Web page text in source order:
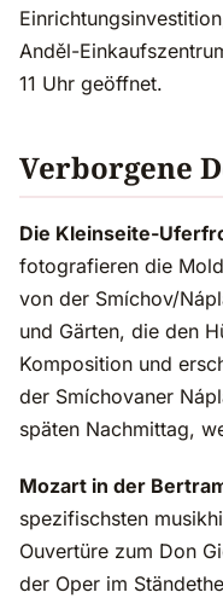
Anděl-
11 Uhr geöffnet.
Verborgene
Die Kleinseite-
fotografieren die
von der Smíchov/
und Gärten, die den
Komposition und
der Smíchovaner
späten Nachmittag,
Mozart in der
spezifischsten
Ouvertüre zum Don
der Oper im